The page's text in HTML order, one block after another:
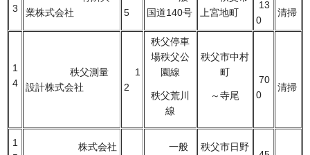
3
業株式会社
5
国道140号
上宮地町
13
0
清掃
1
4
秩父測量
設計株式会社
1
2
秩父停車
場秩父公
園線
秩父荒川
線
秩父市中村
町
～寺尾
70
0
清掃
1
株式会社 一般 秩父市日野